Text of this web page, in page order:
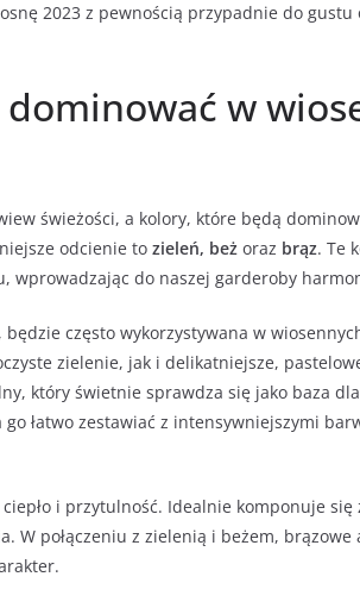
2023 z pewnością przypadnie do
w
świeżości, a kolory, które będą
odcienie to zieleń, beż oraz brąz. Te
wprowadzając do naszej garderoby
często wykorzystywana w
zielenie, jak i delikatniejsze,
który świetnie sprawdza się jako baza
łatwo zestawiać z intensywniejszymi
i przytulność. Idealnie komponuje
W połączeniu z zielenią i beżem, brązowe